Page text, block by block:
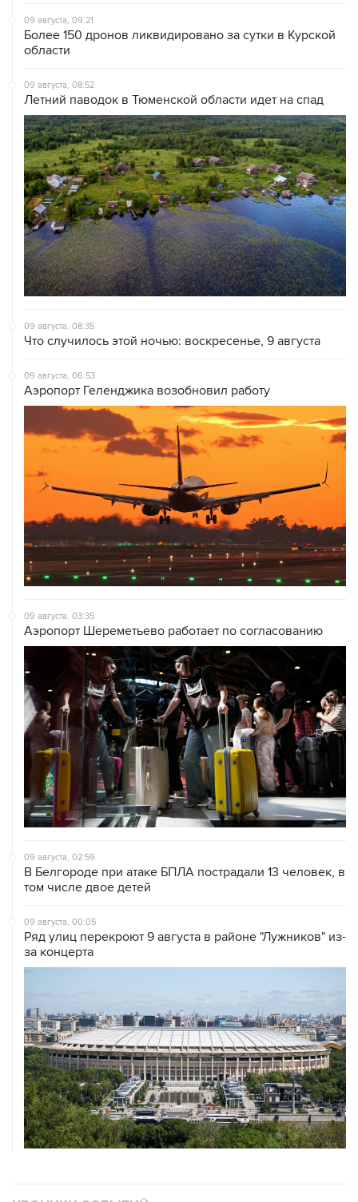
09 августа, 09:21
Более 150 дронов ликвидировано за сутки в Курской
области
09 августа, 08:52
Летний паводок в Тюменской области идет на спад
09 августа, 08:35
Что случилось этой ночью: воскресенье, 9 августа
09 августа, 06:53
Аэропорт Геленджика возобновил работу
09 августа, 03:35
Аэропорт Шереметьево работает по согласованию
09 августа, 02:59
В Белгороде при атаке БПЛА пострадали 13 человек, в
том числе двое детей
09 августа, 00:05
Ряд улиц перекроют 9 августа в районе "Лужников" из-
за концерта